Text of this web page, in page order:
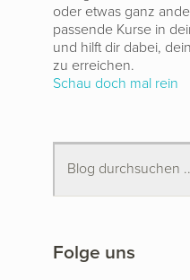
oder etwas ganz
passende Kurse in
und hilft dir dabei,
zu erreichen.
Schau doch mal rein
Folge uns